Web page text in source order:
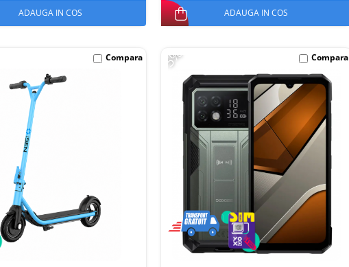
ADAUGA IN COS ADAUGA IN COS
Compara -5% Compara